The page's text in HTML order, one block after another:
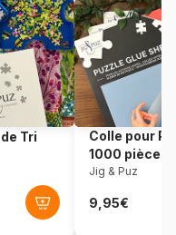
pièces
cm
Tri
Colle pour
1000 pièces
Jig & Puz